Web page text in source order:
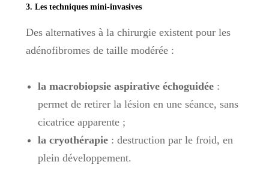
3. Les techniques mini-invasives
Des alternatives à la chirurgie existent pour les
adénofibromes de taille modérée :
la macrobiopsie aspirative échoguidée:
permet de retirer la lésion en une séance, sans
cicatrice apparente ;
la cryothérapie: destruction par le froid, en
plein développement.